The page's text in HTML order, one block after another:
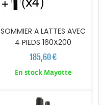
SOMMIER A LATTES AVEC
4 PIEDS 160X200
185,60 €
En stock Mayotte